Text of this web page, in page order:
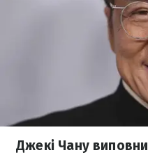
Джекі Чану